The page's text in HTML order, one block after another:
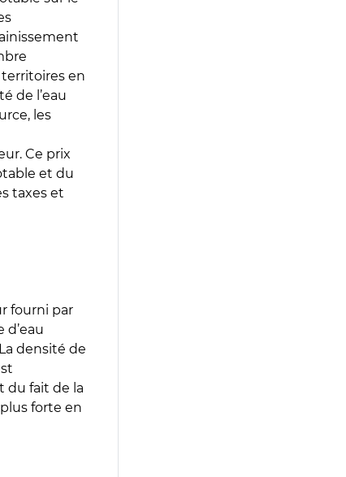
territoires en
de l’eau
les
Ce prix
et du
taxes et
fourni par
d’eau
densité de
du fait de la
forte en